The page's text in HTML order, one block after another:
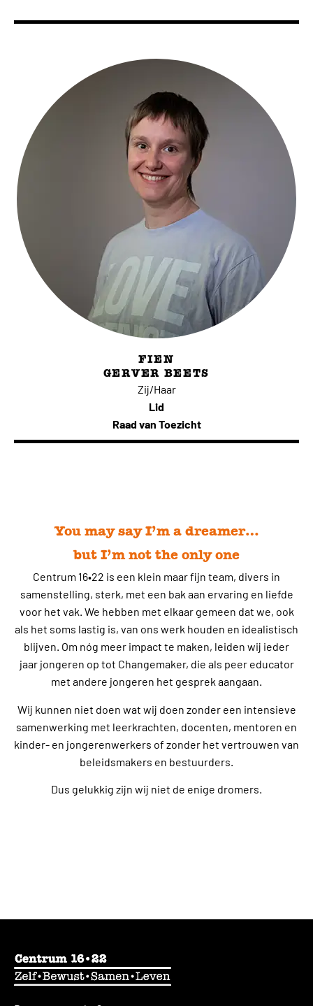
FIEN
GERVER BEETS
Zij/Haar
Lid
Raad van Toezicht
You may say I’m a dreamer…
but I’m not the only one
Centrum 16•22 is een klein maar fijn team, divers in
samenstelling, sterk, met een bak aan ervaring en liefde
voor het vak. We hebben met elkaar gemeen dat we, ook
als het soms lastig is, van ons werk houden en idealistisch
blijven. Om nóg meer impact te maken, leiden wij ieder
jaar jongeren op tot Changemaker, die als peer educator
met andere jongeren het gesprek aangaan.
Wij kunnen niet doen wat wij doen zonder een intensieve
samenwerking met leerkrachten, docenten, mentoren en
kinder- en jongerenwerkers of zonder het vertrouwen van
beleidsmakers en bestuurders.
Dus gelukkig zijn wij niet de enige dromers.